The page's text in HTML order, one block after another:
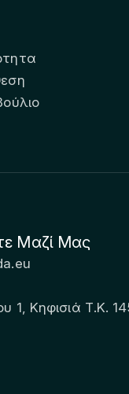
Μαζί Μας
1, Κηφισιά Τ.Κ.